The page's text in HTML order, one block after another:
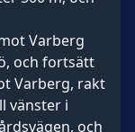
Varberg
och fortsätt
Varberg, rakt
vänster i
och